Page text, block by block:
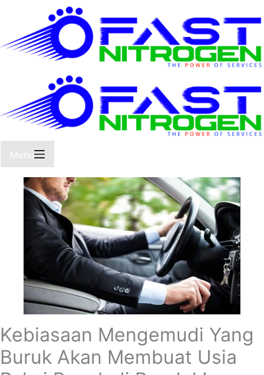
Menu
Kebiasaan Mengemudi Yang
Buruk Akan Membuat Usia